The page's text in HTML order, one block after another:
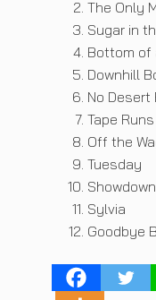
The Only
Sugar in
Bottom of
Downhill
No Desert
Tape
Off the
Tuesday
Showdown
Sylvia
Goodbye